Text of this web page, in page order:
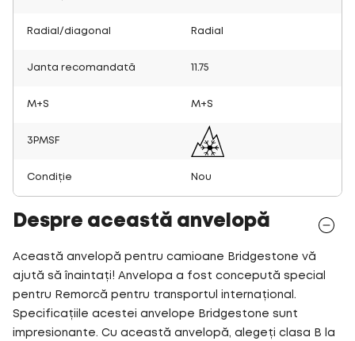
Radial/diagonal Radial
Janta recomandată 11.75
M+S M+S
3PMSF
Condiție Nou
Despre această anvelopă
Această anvelopă pentru camioane Bridgestone vă
ajută să înaintați! Anvelopa a fost concepută special
pentru Remorcă pentru transportul internațional.
Specificațiile acestei anvelope Bridgestone sunt
impresionante. Cu această anvelopă, alegeți clasa B la